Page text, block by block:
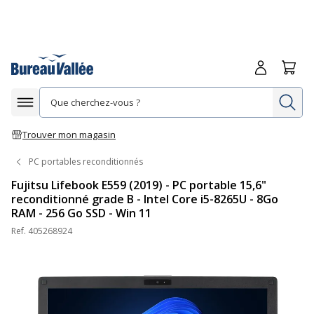
Afficher la navigation
Trouver mon magasin
Me
PC portables reconditionnés
Fujitsu Lifebook E559 (2019) - PC portable 15,6"
reconditionné grade B - Intel Core i5-8265U - 8Go
RAM - 256 Go SSD - Win 11
Ref. 405268924